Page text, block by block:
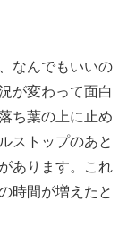
なんでもいいの
が変わって面白
ち葉の上に止め
ストップのあと
あります。これ
時間が増えたと